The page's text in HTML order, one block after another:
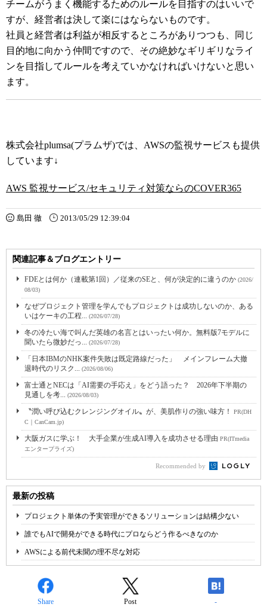
チームがうまく機能するためのルールを目指すのはいいで
すが、経営者は決して楽にはならないものです。
社員と経営者は利益が相反するところがありつつも、同じ
目的地に向かう仲間ですので、その絶妙なギリギリなライ
ンを目指してルールを考えていかなければいけないと思い
ます。
株式会社plumsa(プラムザ)では、AWSの監視サービスも提供
しています↓
AWS 監視サービス/セキュリティ対策ならのCOVER365
島田 徹 2013/05/29 12:39:04
関連記事＆ブログエントリー
FDEとは何か（連載第1回）／従来のSEと、何が決定的に違うのか (2026/
08/03)
なぜプロジェクト管理を学んでもプロジェクトは成功しないのか、ある
いはケーキの工程... (2026/07/28)
冬の冷たい海で叫んだ英雄の名言とはいったい何か。無料版7モデルに
聞いたら微妙だっ... (2026/07/28)
「日本IBMのNHK案件失敗は既定路線だった」 メインフレーム大撤
退時代のリスク... (2026/08/06)
富士通とNECは「AI需要の手応え」をどう語った？ 2026年下半期の
見通しを考... (2026/08/03)
〝潤い呼び込むクレンジングオイル〟が、美肌作りの強い味方！
PR(DH
C｜CanCam.jp)
大阪ガスに学ぶ！ 大手企業が生成AI導入を成功させる理由 PR(ITmedia
エンタープライズ)
Recommended by
最新の投稿
プロジェクト単体の予実管理ができるソリューションは結構少ない
誰でもAIで開発ができる時代にプロならどう作るべきなのか
AWSによる前代未聞の理不尽な対応
Share Post -